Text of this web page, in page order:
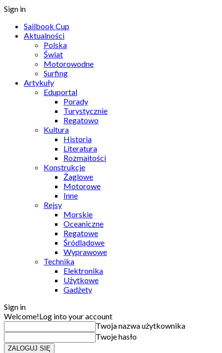
Sign in
Sailbook Cup
Aktualności
Polska
Świat
Motorowodne
Surfing
Artykuły
Eduportal
Porady
Turystycznie
Regatowo
Kultura
Historia
Literatura
Rozmaitości
Konstrukcje
Żaglowe
Motorowe
Inne
Rejsy
Morskie
Oceaniczne
Regatowe
Śródlądowe
Wyprawowe
Technika
Elektronika
Użytkowe
Gadżety
Sign in
Welcome!Log into your account
Twoja nazwa użytkownika
Twoje hasło